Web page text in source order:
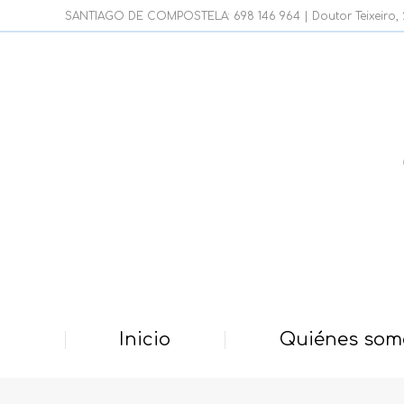
SANTIAGO DE COMPOSTELA: 698 146 964 | Doutor Teixeiro,
Inicio Quiénes